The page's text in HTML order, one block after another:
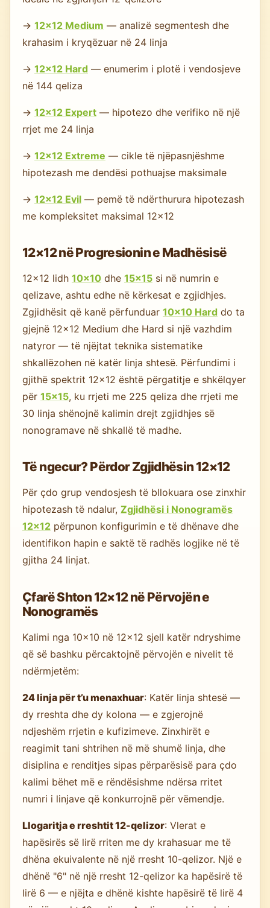
→ 12×12 Medium — analizë segmentesh dhe
krahasim i kryqëzuar në 24 linja
→ 12×12 Hard — enumerim i plotë i vendosjeve
në 144 qeliza
→ 12×12 Expert — hipotezo dhe verifiko në një
rrjet me 24 linja
→ 12×12 Extreme — cikle të njëpasnjëshme
hipotezash me dendësi pothuajse maksimale
→ 12×12 Evil — pemë të ndërthurura hipotezash
me kompleksitet maksimal 12×12
12×12 në Progresionin e Madhësisë
12×12 lidh 10×10 dhe 15×15 si në numrin e
qelizave, ashtu edhe në kërkesat e zgjidhjes.
Zgjidhësit që kanë përfunduar 10×10 Hard do ta
gjejnë 12×12 Medium dhe Hard si një vazhdim
natyror — të njëjtat teknika sistematike
shkallëzohen në katër linja shtesë. Përfundimi i
gjithë spektrit 12×12 është përgatitje e shkëlqyer
për 15×15, ku rrjeti me 225 qeliza dhe rrjeti me
30 linja shënojnë kalimin drejt zgjidhjes së
nonogramave në shkallë të madhe.
Të ngecur? Përdor Zgjidhësin 12×12
Për çdo grup vendosjesh të bllokuara ose zinxhir
hipotezash të ndalur, Zgjidhësi i Nonogramës
12×12 përpunon konfigurimin e të dhënave dhe
identifikon hapin e saktë të radhës logjike në të
gjitha 24 linjat.
Çfarë Shton 12×12 në Përvojën e
Nonogramës
Kalimi nga 10×10 në 12×12 sjell katër ndryshime
që së bashku përcaktojnë përvojën e nivelit të
ndërmjetëm:
24 linja për t’u menaxhuar: Katër linja shtesë —
dy rreshta dhe dy kolona — e zgjerojnë
ndjeshëm rrjetin e kufizimeve. Zinxhirët e
reagimit tani shtrihen në më shumë linja, dhe
disiplina e renditjes sipas përparësisë para çdo
kalimi bëhet më e rëndësishme ndërsa rritet
numri i linjave që konkurrojnë për vëmendje.
Llogaritja e rreshtit 12-qelizor: Vlerat e
hapësirës së lirë rriten me dy krahasuar me të
dhëna ekuivalente në një rresht 10-qelizor. Një e
dhënë "6" në një rresht 12-qelizor ka hapësirë të
lirë 6 — e njëjta e dhënë kishte hapësirë të lirë 4